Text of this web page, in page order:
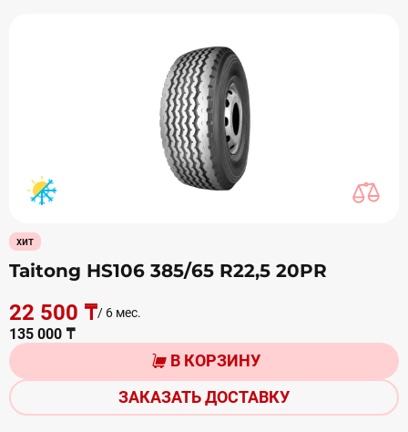
хит
Taitong HS106 385/65 R22,5 20PR
22 500 ₸/ 6 мес.
135 000 ₸
В КОРЗИНУ
ЗАКАЗАТЬ ДОСТАВКУ